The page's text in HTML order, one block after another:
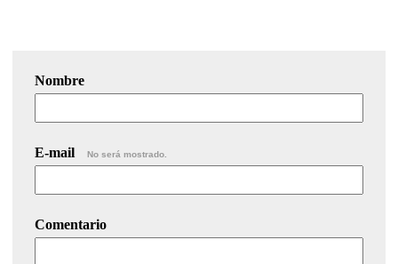
Nombre
E-mail No será mostrado.
Comentario